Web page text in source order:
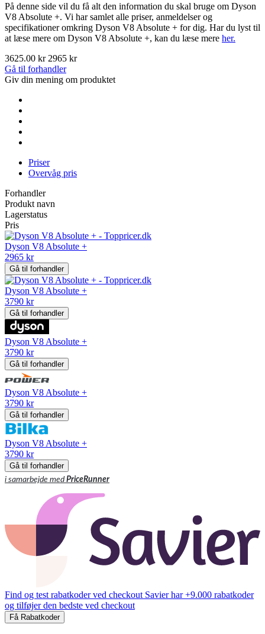
På denne side vil du få alt den information du skal bruge om Dyson
V8 Absolute +. Vi har samlet alle priser, anmeldelser og
specifikationer omkring Dyson V8 Absolute + for dig. Har du lyst til
at læse mere om Dyson V8 Absolute +, kan du læse mere her.
3625.00 kr 2965 kr
Gå til forhandler
Giv din mening om produktet
Priser
Overvåg pris
Forhandler
Produkt navn
Lagerstatus
Pris
Dyson V8 Absolute +
2965 kr
Gå til forhandler
Dyson V8 Absolute +
3790 kr
Gå til forhandler
Dyson V8 Absolute +
3790 kr
Gå til forhandler
Dyson V8 Absolute +
3790 kr
Gå til forhandler
Dyson V8 Absolute +
3790 kr
Gå til forhandler
i samarbejde medPriceRunner
Find og test rabatkoder ved checkout Savier har +9.000 rabatkoder
og tilføjer den bedste ved checkout
Få Rabatkoder